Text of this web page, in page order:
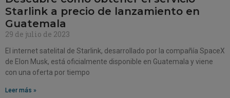
Starlink a precio de lanzamiento en
Guatemala
29 de julio de 2023
El internet satelital de Starlink, desarrollado por la compañía SpaceX
de Elon Musk, está oficialmente disponible en Guatemala y viene
con una oferta por tiempo
Leer más »